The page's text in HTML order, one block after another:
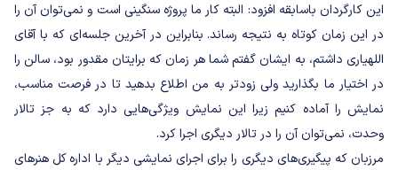
این کارگردان باسابقه افزود: البته کار ما پروژه سنگینی است و نمی‌توان آن را
در این زمان کوتاه به نتیجه رساند. بنابراین در آخرین جلسه‌ای که با آقای
اللهیاری داشتم، به ایشان گفتم شما هر زمان که برایتان مقدور بود، سالن را
در اختیار ما بگذارید ولی زودتر به من اطلاع بدهید تا در فرصت مناسب،
نمایش را آماده کنیم زیرا این نمایش ویژگی‌هایی دارد که به جز تالار
وحدت، نمی‌توان آن را در تالار دیگری اجرا کرد.
مرزبان که پیگیری‌های دیگری را برای اجرای نمایشی دیگر با اداره کل هنرهای